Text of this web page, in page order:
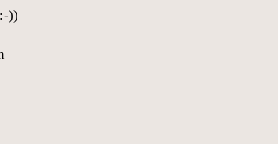
))